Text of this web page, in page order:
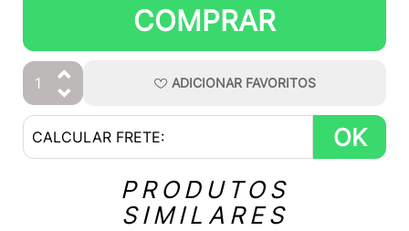
COMPRAR
ADICIONAR FAVORITOS
OK
PRODUTOS
SIMILARES